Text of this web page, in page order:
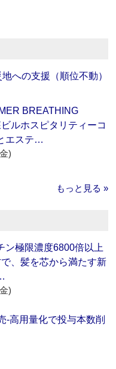
への支援（順位不動）
BREATHING
ルホスピタリティーコ
エステ…
)
もっと見る »
ン極限濃度6800倍以上
、髪を芯から満たす新
)
‐高用量化で投与本数削